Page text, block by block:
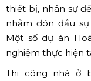
thiết bị, nhân sự
nhằm đón đầu
Một số dự án
nghiệm thực hiện
Thi công nhà ở